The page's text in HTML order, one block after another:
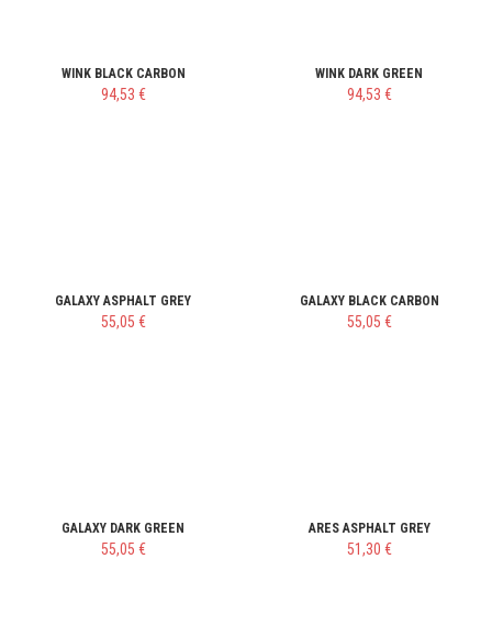
WINK BLACK CARBON
94,53 €
WINK DARK GREEN
94,53 €
GALAXY ASPHALT GREY
55,05 €
GALAXY BLACK CARBON
55,05 €
GALAXY DARK GREEN
55,05 €
ARES ASPHALT GREY
51,30 €